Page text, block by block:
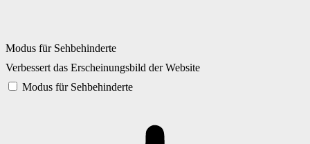
Modus für Sehbehinderte
Verbessert das Erscheinungsbild der Website
Modus für Sehbehinderte